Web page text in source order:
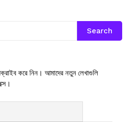
Search
করে নিন। আমাদের নতুন লেখাগুলি